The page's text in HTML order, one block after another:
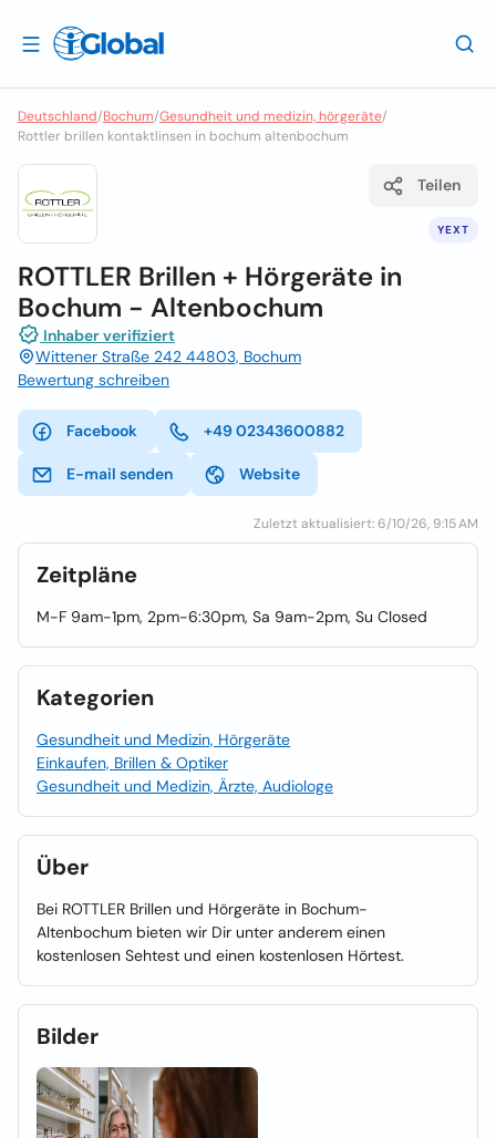
Deutschland/Bochum/Gesundheit und medizin, hörgeräte/
Rottler brillen kontaktlinsen in bochum altenbochum
YEXT
Teilen
ROTTLER Brillen + Hörgeräte in
Bochum - Altenbochum
Inhaber verifiziert
Wittener Straße 242 44803, Bochum
Bewertung schreiben
Facebook +49 02343600882
E-mail senden Website
Zuletzt aktualisiert: 6/10/26, 9:15 AM
Zeitpläne
M-F 9am-1pm, 2pm-6:30pm, Sa 9am-2pm, Su Closed
Kategorien
Gesundheit und Medizin, Hörgeräte
Einkaufen, Brillen & Optiker
Gesundheit und Medizin, Ärzte, Audiologe
Über
Bei ROTTLER Brillen und Hörgeräte in Bochum-
Altenbochum bieten wir Dir unter anderem einen
kostenlosen Sehtest und einen kostenlosen Hörtest.
Bilder